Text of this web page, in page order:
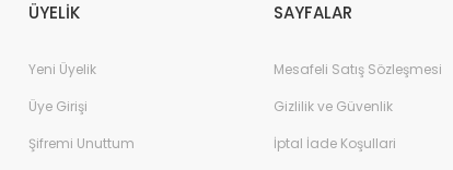
ÜYELİK
Yeni Üyelik
Üye Girişi
Şifremi Unuttum
SAYFALAR
Mesafeli Satış Sözleşmesi
Gizlilik ve Güvenlik
İptal İade Koşullari